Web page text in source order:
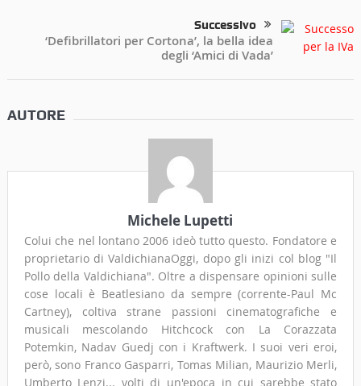
Successivo
‘Defibrillatori per Cortona’, la bella idea
degli ‘Amici di Vada’
AUTORE
Michele Lupetti
Colui che nel lontano 2006 ideò tutto questo. Fondatore e
proprietario di ValdichianaOggi, dopo gli inizi col blog "Il
Pollo della Valdichiana". Oltre a dispensare opinioni sulle
cose locali è Beatlesiano da sempre (corrente-Paul Mc
Cartney), coltiva strane passioni cinematografiche e
musicali mescolando Hitchcock con La Corazzata
Potemkin, Nadav Guedj con i Kraftwerk. I suoi veri eroi,
però, sono Franco Gasparri, Tomas Milian, Maurizio Merli,
Umberto Lenzi... volti di un'epoca in cui sarebbe stato